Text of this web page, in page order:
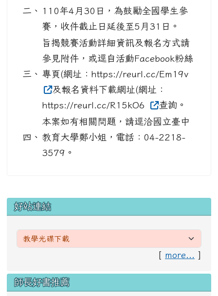
二、
110年4月30日，為鼓勵全國學生參
賽，收件截止日延後至5月31日。
三、
旨揭競賽活動詳細資訊及報名方式請
參見附件，或逕自活動Facebook粉絲
專頁(網址：https://reurl.cc/Em19v
及報名資料下載網址(網址：
https://reurl.cc/R15kO6
查詢。
四、
本案如有相關問題，請逕洽國立臺中
教育大學鄭小姐，電話：04-2218-
3579。
左邊區域內容
好站連結
[ more... ]
右邊區域內容
師長好書推薦